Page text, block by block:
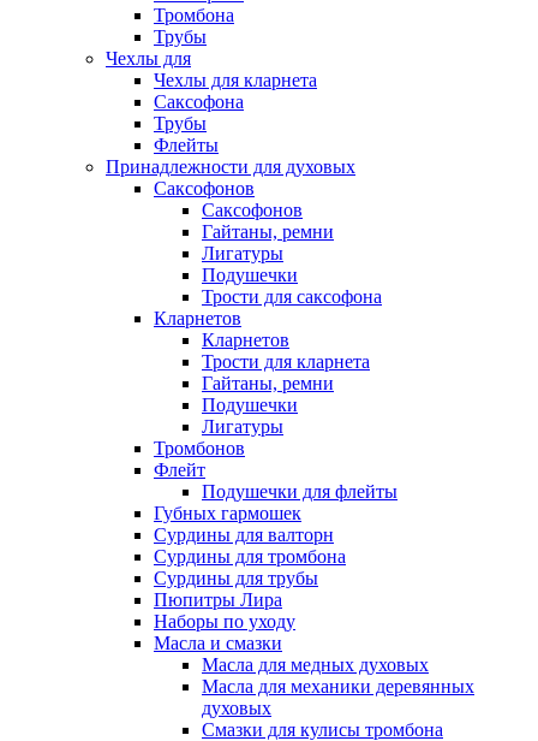
Тромбона
Трубы
Чехлы для
Чехлы для кларнета
Саксофона
Трубы
Флейты
Принадлежности для духовых
Саксофонов
Саксофонов
Гайтаны, ремни
Лигатуры
Подушечки
Трости для саксофона
Кларнетов
Кларнетов
Трости для кларнета
Гайтаны, ремни
Подушечки
Лигатуры
Тромбонов
Флейт
Подушечки для флейты
Губных гармошек
Сурдины для валторн
Сурдины для тромбона
Сурдины для трубы
Пюпитры Лира
Наборы по уходу
Масла и смазки
Масла для медных духовых
Масла для механики деревянных
духовых
Смазки для кулисы тромбона